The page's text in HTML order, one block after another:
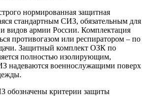
нормированная защитная
стандартным СИЗ, обязательным для
видов армии России. Комплектация
противогазом или респиратором – по
Защитный комплект ОЗК по
полностью изолирующим,
надеваются военнослужащими поверх
обозначены критерии защиты